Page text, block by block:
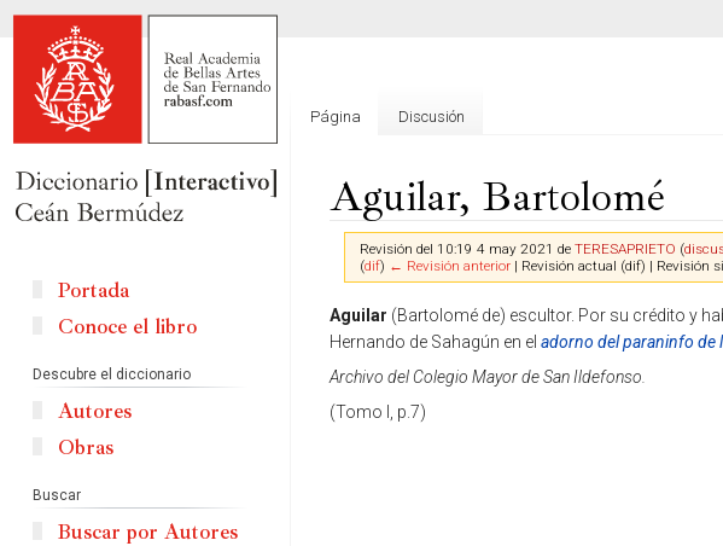
Aguilar, Bartolomé
Revisión del 10:19 4 may 2021 de TERESAPRIETO (
(dif) ← Revisión anterior| Revisión actual (dif) | Revisión
Ir
a
la
Ir
a
la
Aguilar (Bartolomé de) escultor. Por su crédito y
Hernando de Sahagún en el adorno del paraninfo de
Archivo del Colegio Mayor de San Ildefonso.
(Tomo I, p.7)
Página Discusión
Portada
Conoce el libro
Descubre el diccionario
Autores
Obras
Buscar
Buscar por Autores